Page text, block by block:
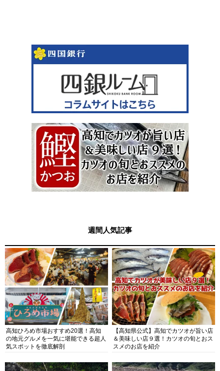
週間人気記事
高知ひろめ市場おすすめ20選！高知
の地元グルメを一気に堪能できる超人
気スポットを徹底解剖
【高知県公式】高知でカツオが旨い店
＆美味しい店９選！カツオの旬とおス
スメのお店を紹介